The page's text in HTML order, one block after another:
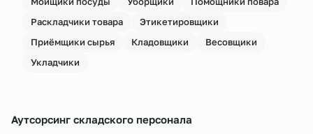
Раскладчики товара
Этикетировщики
Приёмщики сырья
Кладовщики
Весовщики
Укладчики
Аутсорсинг складского персонала